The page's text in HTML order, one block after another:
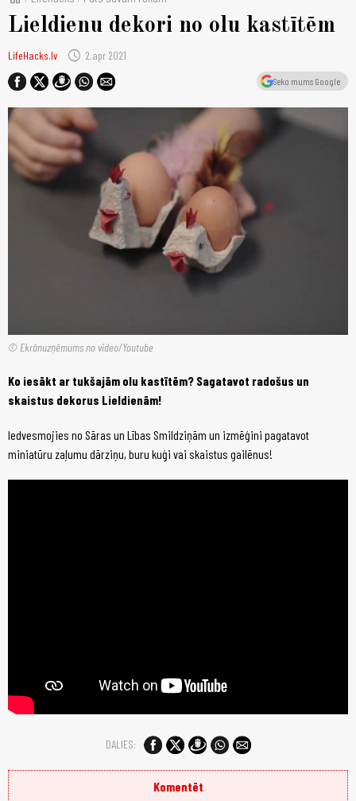
Lieldienu dekori no olu kastītēm
LifeHacks.lv schedule 2.apr 2021
Seko mums Google
© Ekrānuzņēmums no video/Youtube
Ko iesākt ar tukšajām olu kastītēm? Sagatavot radošus un
skaistus dekorus Lieldienām!
Iedvesmojies no Sāras un Lības Smildziņām un izmēģini pagatavot
miniatūru zaļumu dārziņu, buru kuģi vai skaistus gailēnus!
DALIES:
Komentēt